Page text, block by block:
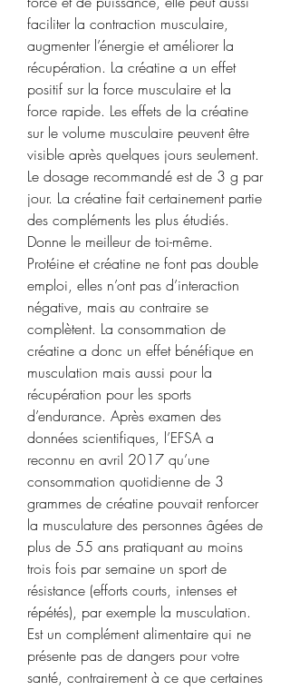
faciliter la contraction musculaire,
augmenter l’énergie et améliorer la
récupération. La créatine a un effet
positif sur la force musculaire et la
force rapide. Les effets de la créatine
sur le volume musculaire peuvent être
visible après quelques jours seulement.
Le dosage recommandé est de 3 g par
jour. La créatine fait certainement partie
des compléments les plus étudiés.
Donne le meilleur de toi-même.
Protéine et créatine ne font pas double
emploi, elles n’ont pas d’interaction
négative, mais au contraire se
complètent. La consommation de
créatine a donc un effet bénéfique en
musculation mais aussi pour la
récupération pour les sports
d’endurance. Après examen des
données scientifiques, l’EFSA a
reconnu en avril 2017 qu’une
consommation quotidienne de 3
grammes de créatine pouvait renforcer
la musculature des personnes âgées de
plus de 55 ans pratiquant au moins
trois fois par semaine un sport de
résistance (efforts courts, intenses et
répétés), par exemple la musculation.
Est un complément alimentaire qui ne
présente pas de dangers pour votre
santé, contrairement à ce que certaines